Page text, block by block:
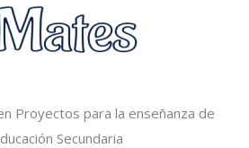
Proyectos para la enseñanza de
Secundaria